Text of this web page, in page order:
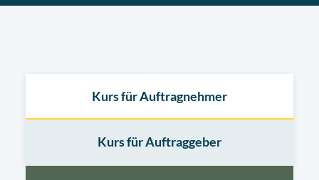
Kurs für Auftragnehmer
Kurs für Auftraggeber